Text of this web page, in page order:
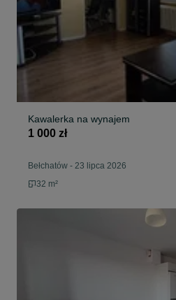
Kawalerka na wynajem
1 000 zł
Bełchatów - 23 lipca 2026
32 m²